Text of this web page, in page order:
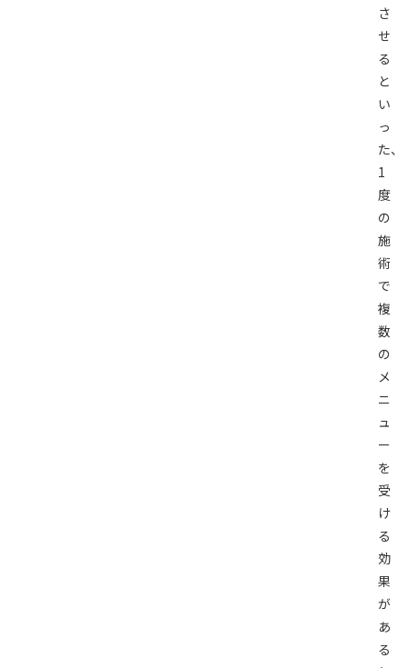
さ
せ
る
と
い
っ
た、
1
度
の
施
術
で
複
数
の
メ
ニ
ュ
ー
を
受
け
る
効
果
が
あ
る